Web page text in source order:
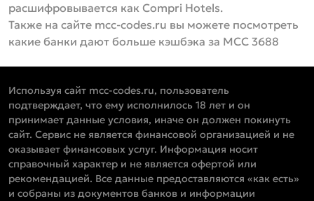
расшифровывается как Compri Hotels.
Также на сайте mcc-codes.ru вы можете посмотреть
какие банки дают больше кэшбэка за MCC 3688
Используя сайт mcc-codes.ru, пользователь
подтверждает, что ему исполнилось 18 лет и он
принимает данные условия, иначе он должен покинуть
сайт. Сервис не является финансовой организацией и не
оказывает финансовых услуг. Информация носит
справочный характер и не является офертой или
рекомендацией. Все данные предоставляются «как есть»
и собраны из документов банков и информации